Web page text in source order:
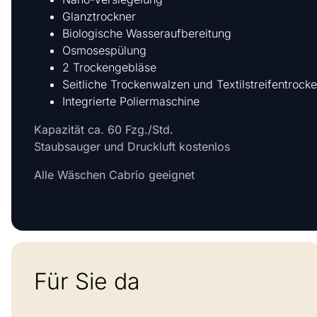
Glanztrockner
Biologische Wasseraufbereitung
Osmosespülung
2 Trockengebläse
Seitliche Trockenwalzen und
Integrierte Poliermaschine
Kapazität ca. 60 Fzg./Std.
Staubsauger und Druckluft kostenlos
Alle Wäschen Cabrio geeignet
Für Sie da